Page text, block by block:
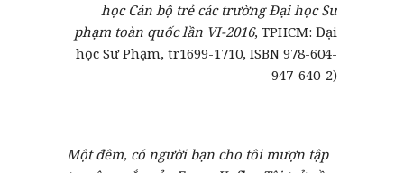
học Cán bộ trẻ các trường Đại học Sư
phạm toàn quốc lần VI-2016, TPHCM: Đại
học Sư Phạm, tr1699-1710, ISBN 978-604-
947-640-2)
Một đêm, có người bạn cho tôi mượn tập